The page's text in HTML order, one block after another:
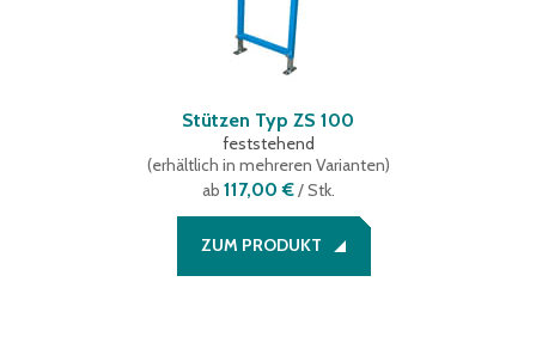
Stützen Typ ZS 100
feststehend
(erhältlich in mehreren Varianten)
ab 117,00 €/ Stk.
ZUM PRODUKT